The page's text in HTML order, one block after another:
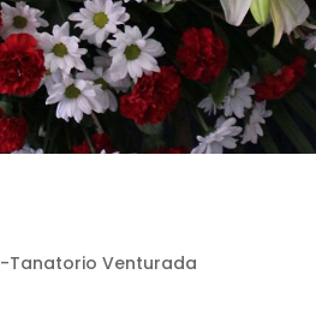
-Tanatorio Venturada